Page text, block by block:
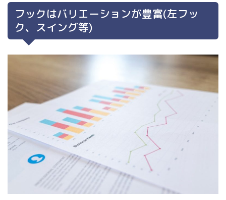
フックはバリエーションが豊富(左フッ
ク、スイング等)